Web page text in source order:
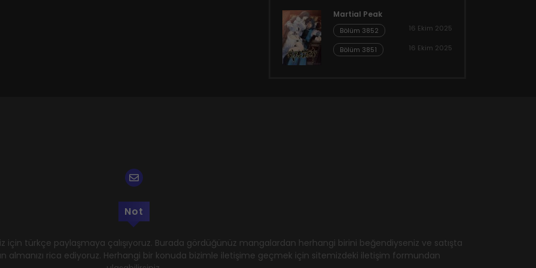
Martial Peak
Bölüm 3852 16 Ekim 2025
Bölüm 3851 16 Ekim 2025
Not
için türkçe paylaşmaya çalışıyoruz. Burada gördüğünüz mangalardan herhangi birini beğendiyseniz ve satışta
almanızı rica ediyoruz. Herhangi bir konuda bizimle iletişime geçmek için sitemizdeki iletişim formundan